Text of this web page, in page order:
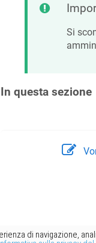
Si
In questa sezione